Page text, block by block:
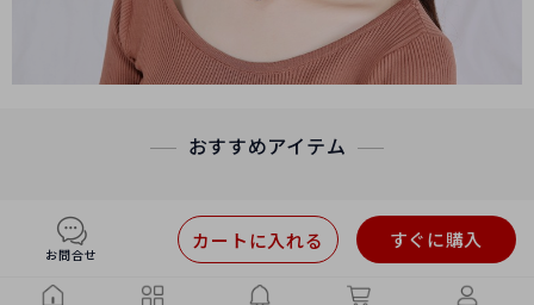
おすすめアイテム
お問合せ
すぐに購入
カートに入れる